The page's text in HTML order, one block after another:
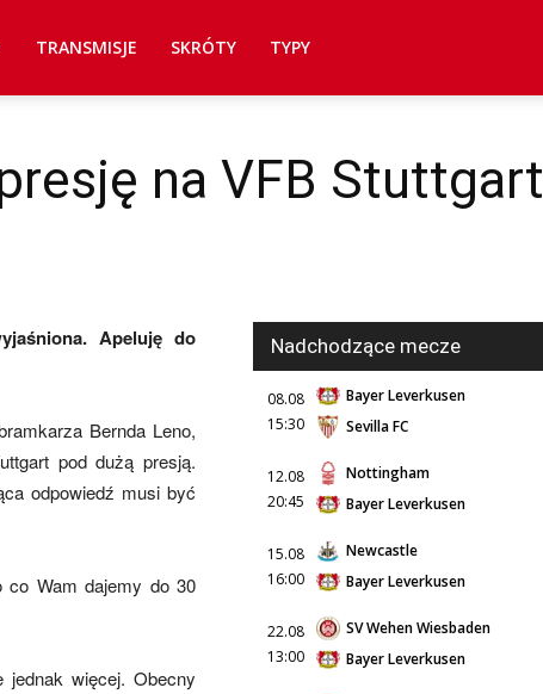
TRANSMISJE SKRÓTY TYPY
na VFB Stuttgart
Apeluję do
Bernda Leno,
pod dużą presją.
odpowiedź musi być
co Wam dajemy do 30
więcej. Obecny
Nadchodzące mecze
08.08
15:30
Bayer Leverkusen
Sevilla FC
12.08
20:45
Nottingham
Bayer Leverkusen
15.08
16:00
Newcastle
Bayer Leverkusen
22.08
13:00
SV Wehen Wiesbaden
Bayer Leverkusen